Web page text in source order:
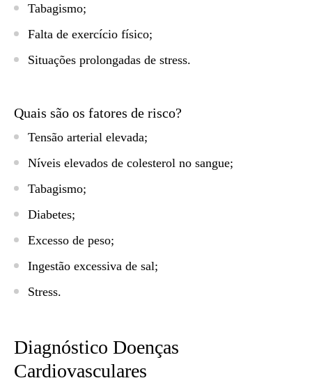
Tabagismo;
Falta de exercício físico;
Situações prolongadas de stress.
Quais são os fatores de risco?
Tensão arterial elevada;
Níveis elevados de colesterol no sangue;
Tabagismo;
Diabetes;
Excesso de peso;
Ingestão excessiva de sal;
Stress.
Diagnóstico Doenças
Cardiovasculares